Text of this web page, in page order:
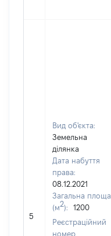
5
Вид об'єкта:
Земельна
ділянка
Дата набуття
права:
08.12.2021
Загальна площа
(м2):
1200
Реєстраційний
номер